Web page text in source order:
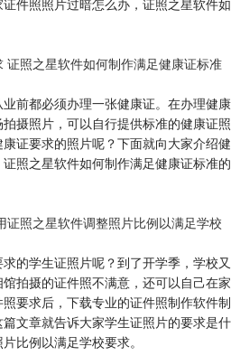
件照照片过暗怎么办，证照之星软件如
证照之星软件如何制作满足健康证标准
前都必须办理一张健康证。在办理健康
摄照片，可以自行提供标准的健康证照
证要求的照片呢？下面就向大家介绍健
照之星软件如何制作满足健康证标准的
证照之星软件调整照片比例以满足学校
的学生证照片呢？到了开学季，学校又
拍摄的证件照不满意，还可以自己在家
要求后，下载专业的证件照制作软件制
文章就告诉大家学生证照片的要求是什
比例以满足学校要求。